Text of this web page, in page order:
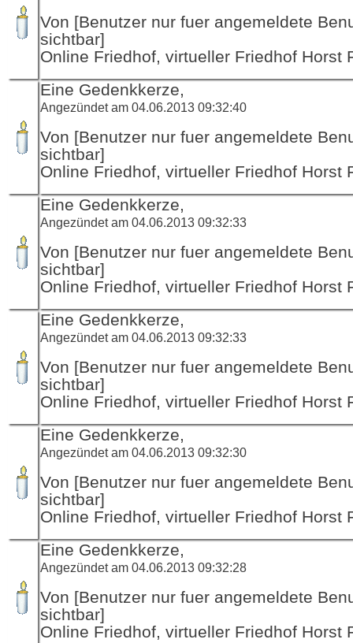
Von [Benutzer nur fuer angemeldete
sichtbar]
Online Friedhof, virtueller Friedhof Horst
Eine Gedenkkerze,
Angezündet am 04.06.2013 09:32:40
Von [Benutzer nur fuer angemeldete
sichtbar]
Online Friedhof, virtueller Friedhof Horst
Eine Gedenkkerze,
Angezündet am 04.06.2013 09:32:33
Von [Benutzer nur fuer angemeldete
sichtbar]
Online Friedhof, virtueller Friedhof Horst
Eine Gedenkkerze,
Angezündet am 04.06.2013 09:32:33
Von [Benutzer nur fuer angemeldete
sichtbar]
Online Friedhof, virtueller Friedhof Horst
Eine Gedenkkerze,
Angezündet am 04.06.2013 09:32:30
Von [Benutzer nur fuer angemeldete
sichtbar]
Online Friedhof, virtueller Friedhof Horst
Eine Gedenkkerze,
Angezündet am 04.06.2013 09:32:28
Von [Benutzer nur fuer angemeldete
sichtbar]
Online Friedhof, virtueller Friedhof Horst